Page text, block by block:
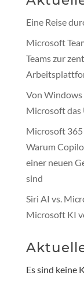
Eine Reise
Microsoft
Teams zur
Von Windows
Microsoft das
Microsoft
Warum
einer neuen
sind
Siri AI vs.
Microsoft KI
Es sind keine